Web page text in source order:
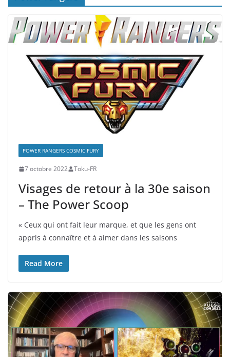
POWER RANGERS COSMIC FURY
7 octobre 2022 Toku-FR
Visages de retour à la 30e saison
– The Power Scoop
« Ceux qui ont fait leur marque, et que les gens ont
appris à connaître et à aimer dans les saisons
Read More